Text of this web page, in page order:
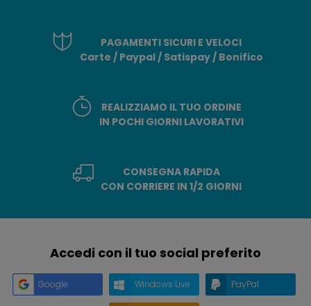
PAGAMENTI SICURI E VELOCI
Carte / Paypal / Satispay / Bonifico
REALIZZIAMO IL TUO ORDINE
IN POCHI GIORNI LAVORATIVI
CONSEGNA RAPIDA
CON CORRIERE IN 1/2 GIORNI
Accedi con il tuo social preferito
Google Windows Live PayPal